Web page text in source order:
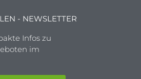
- NEWSLETTER
Infos zu
im